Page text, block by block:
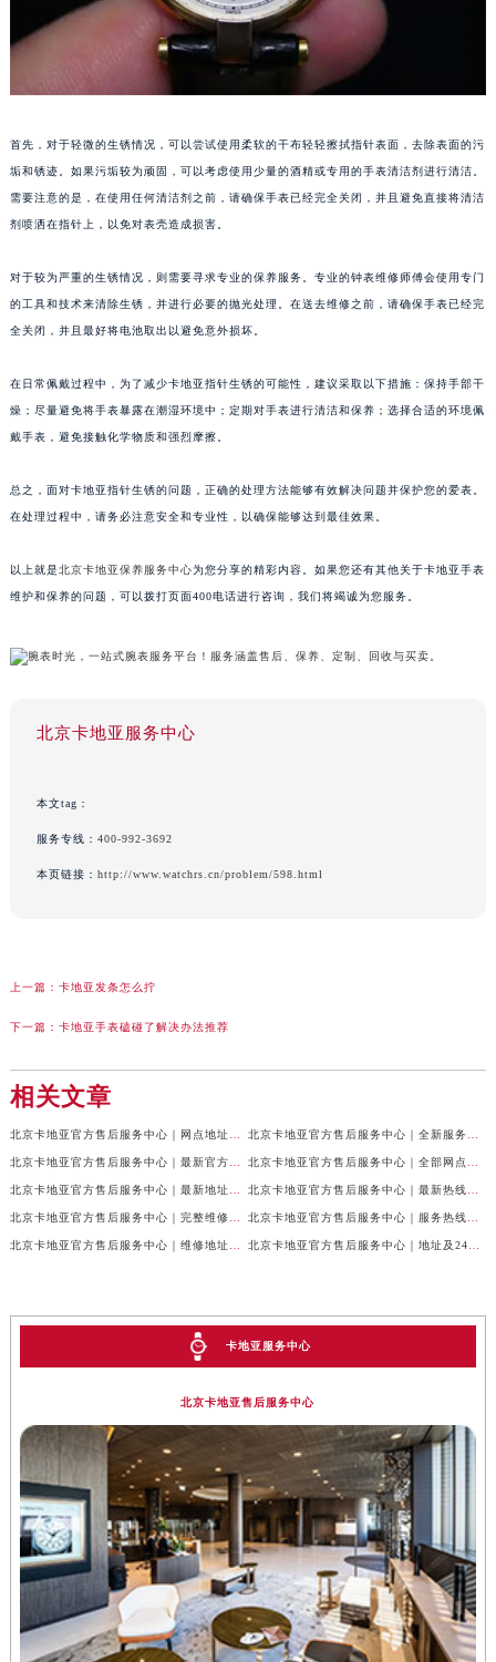
首先，对于轻微的生锈情况，可以尝试使用柔软的干布轻轻擦拭指针表面，去除表面的污
垢和锈迹。如果污垢较为顽固，可以考虑使用少量的酒精或专用的手表清洁剂进行清洁。
需要注意的是，在使用任何清洁剂之前，请确保手表已经完全关闭，并且避免直接将清洁
剂喷洒在指针上，以免对表壳造成损害。
对于较为严重的生锈情况，则需要寻求专业的保养服务。专业的钟表维修师傅会使用专门
的工具和技术来清除生锈，并进行必要的抛光处理。在送去维修之前，请确保手表已经完
全关闭，并且最好将电池取出以避免意外损坏。
在日常佩戴过程中，为了减少卡地亚指针生锈的可能性，建议采取以下措施：保持手部干
燥；尽量避免将手表暴露在潮湿环境中；定期对手表进行清洁和保养；选择合适的环境佩
戴手表，避免接触化学物质和强烈摩擦。
总之，面对卡地亚指针生锈的问题，正确的处理方法能够有效解决问题并保护您的爱表。
在处理过程中，请务必注意安全和专业性，以确保能够达到最佳效果。
以上就是北京卡地亚保养服务中心为您分享的精彩内容。如果您还有其他关于卡地亚手表
维护和保养的问题，可以拨打页面400电话进行咨询，我们将竭诚为您服务。
北京卡地亚服务中心
本文tag：
服务专线： 400-992-3692
本页链接： http://www.watchrs.cn/problem/598.html
上一篇： 卡地亚发条怎么拧
下一篇： 卡地亚手表磕碰了解决办法推荐
相关文章
北京卡地亚官方售后服务中心｜网点地址与24小时服务电话权威信息公示（2026年7月最新） 北京卡地亚官方售后服务中心｜全新服务电话及详细地址权威信息公示（2026年7月最新）
北京卡地亚官方售后服务中心｜最新官方热线和详细网点地址权威信息公示（2026年7月最新） 北京卡地亚官方售后服务中心｜全部网点地址与售后电话权威信息公示（2026年7月最新）
北京卡地亚官方售后服务中心｜最新地址及官方客服热线权威信息公示（2026年7月最新） 北京卡地亚官方售后服务中心｜最新热线及完整维修地址权威信息公示（2026年7月最新）
北京卡地亚官方售后服务中心｜完整维修地址与售后热线权威信息公示（2026年7月最新） 北京卡地亚官方售后服务中心｜服务热线及全部官方地址权威信息公示（2026年7月最新）
北京卡地亚官方售后服务中心｜维修地址与官方客服热线权威信息公示（2026年7月最新） 北京卡地亚官方售后服务中心｜地址及24小时服务电话权威信息公示（2026年7月最新）
卡地亚服务中心
北京卡地亚售后服务中心